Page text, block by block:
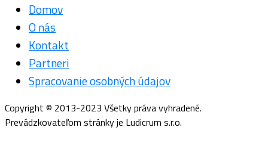
Domov
O nás
Kontakt
Partneri
Spracovanie osobných údajov
Copyright © 2013-2023 Všetky práva vyhradené.
Prevádzkovateľom stránky je Ludicrum s.r.o.